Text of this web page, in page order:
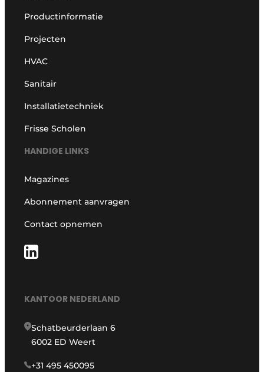
Productinformatie
Projecten
HVAC
Sanitair
Installatietechniek
Frisse Scholen
HANDIGE LINKS
Magazines
Abonnement aanvragen
Contact opnemen
KANTOOR NEDERLAND
Schatbeurderlaan 6
6002 ED Weert
+31 495 450095